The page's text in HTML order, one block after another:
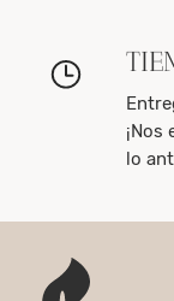
lo